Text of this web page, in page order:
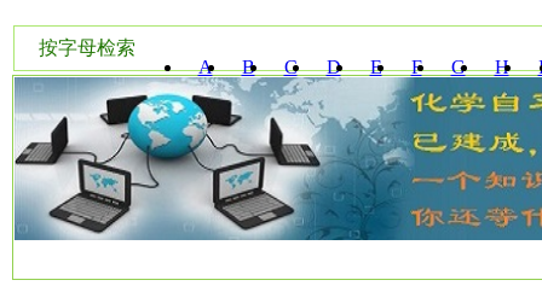
按字母检索
A
B C D E F G H
W Y